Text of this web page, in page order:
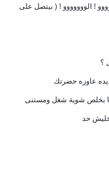
! الووووووو ! ( بيتصل على
؟
عاوزه حضرتك
بخلص شوية شغل ومستنى
حد